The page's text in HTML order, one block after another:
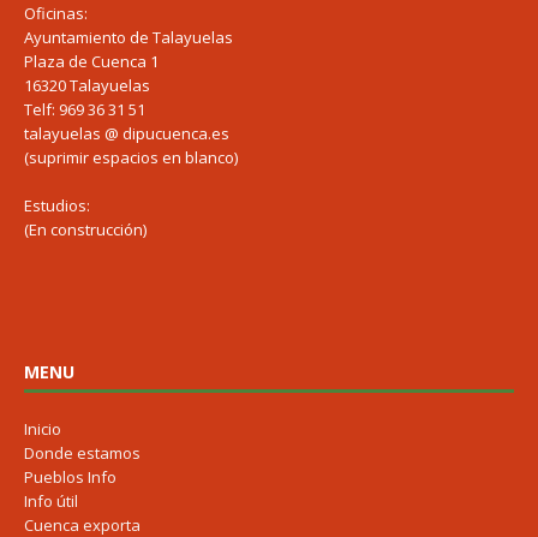
Oficinas:
Ayuntamiento de Talayuelas
Plaza de Cuenca 1
16320 Talayuelas
Telf: 969 36 31 51
talayuelas @ dipucuenca.es
(suprimir espacios en blanco)
Estudios:
(En construcción)
MENU
Inicio
Donde estamos
Pueblos Info
Info útil
Cuenca exporta